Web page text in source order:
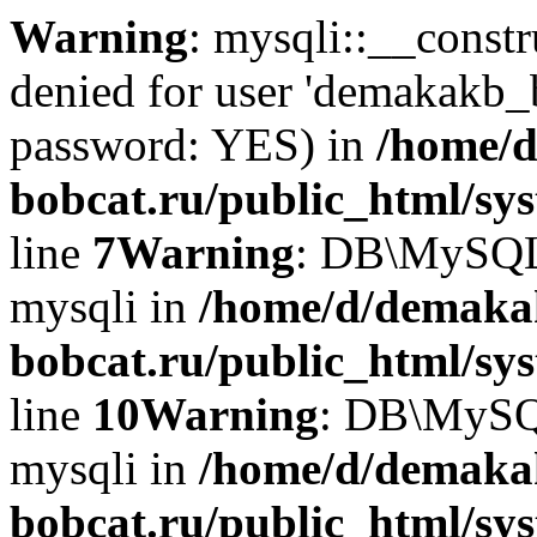
Warning:
denied for user
password: YES) in /home/
bobcat.ru/public_html/
line 7Warning:
mysqli in /home/d/
bobcat.ru/public_html/
line 10Warning:
mysqli in /home/d/
bobcat.ru/public_html/